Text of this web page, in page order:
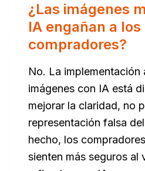
¿Las imágenes
IA engañan a los
compradores?
No. La implementación
imágenes con IA está
mejorar la claridad, no
representación falsa
hecho, los
sienten más seguros al